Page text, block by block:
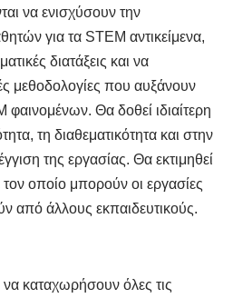
να ενισχύσουν την
για τα STEM αντικείμενα,
διατάξεις και να
μεθοδολογίες που αυξάνουν
Θα δοθεί ιδιαίτερη
τη διαθεματικότητα και στην
της εργασίας. Θα εκτιμηθεί
τον οποίο μπορούν οι εργασίες
από άλλους εκπαιδευτικούς.
καταχωρήσουν όλες τις